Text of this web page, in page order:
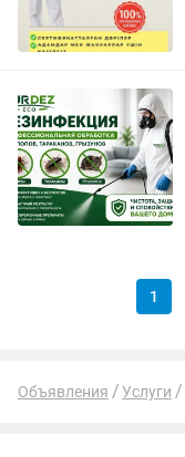
1
Объявления Услуги